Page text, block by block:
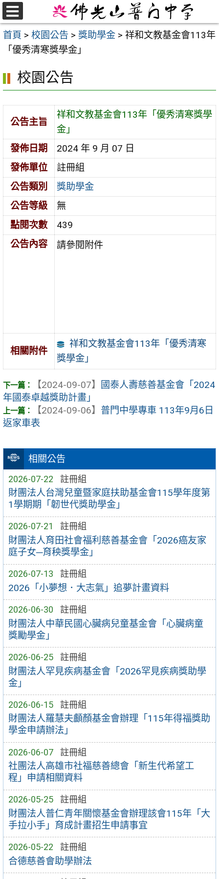
跳
至
主首頁 > 校園公告 > 獎助學金 > 祥和文教基金會113年
「優秀清寒獎學金」
相關公告
2026-07-22 註冊組
財團法人台灣兒童暨家庭扶助基金會115學年度第
1學期期「韌世代獎助學金」
2026-07-21 註冊組
財團法人育田社會福利慈善基金會「2026癌友家
庭子女─育秧獎學金」
2026-07-13 註冊組
2026「小夢想．大志氣」追夢計畫資料
2026-06-30 註冊組
財團法人中華民國心臟病兒童基金會「心臟病童
獎勵學金」
2026-06-25 註冊組
財團法人罕見疾病基金會「2026罕見疾病獎助學
金」
2026-06-15 註冊組
財團法人羅慧夫顱顏基金會辦理「115年得福獎助
學金申請辦法」
2026-06-07 註冊組
社團法人高雄市社福慈善總會「新生代希望工
程」申請相關資料
2026-05-25 註冊組
財團法人普仁青年關懷基金會辦理該會115年「大
手拉小手」育成計畫招生申請事宜
2026-05-22 註冊組
合德慈善會助學辦法
校園公告
公告主旨
祥和文教基金會113年「優秀清寒獎學
金」
發佈日期
2024 年 9 月 07 日
發佈單位
註冊組
公告類別
獎助學金
公告等級
無
點閱次數
439
公告內容
請參閱附件
相關附件
祥和文教基金會113年「優秀清寒
獎學金」
【2024-09-07】
國泰人壽慈善基金會「2024
年國泰卓越獎助計畫」
【2024-09-06】 普門中學專車 113年9月6日
返家車表
選
單